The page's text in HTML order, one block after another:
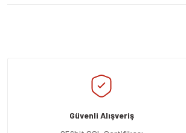
Ürün resmi kalitesiz, bozuk veya görüntülenemiyor.
Ürün açıklamasında eksik bilgiler bulunuyor.
Ürün bilgilerinde hatalar bulunuyor.
Güvenli Alışveriş